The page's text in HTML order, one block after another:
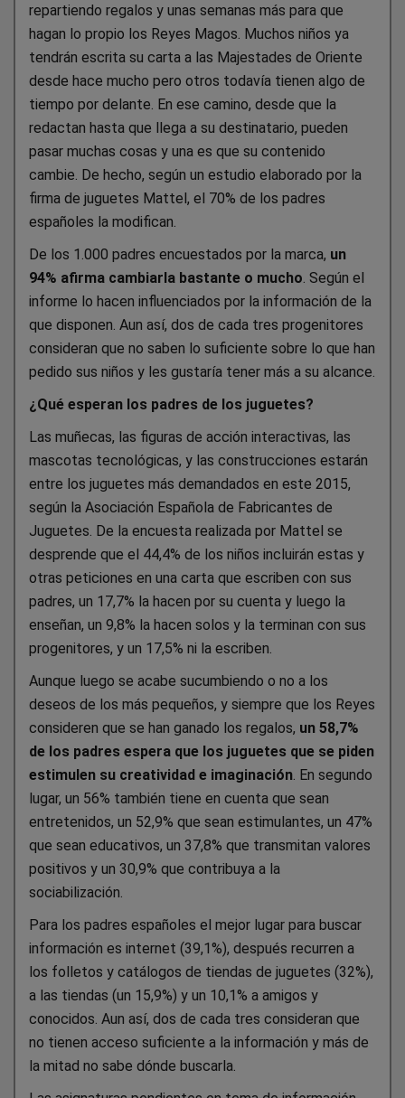
repartiendo regalos y unas semanas más para que
hagan lo propio los Reyes Magos. Muchos niños ya
tendrán escrita su carta a las Majestades de Oriente
desde hace mucho pero otros todavía tienen algo de
tiempo por delante. En ese camino, desde que la
redactan hasta que llega a su destinatario, pueden
pasar muchas cosas y una es que su contenido
cambie. De hecho, según un estudio elaborado por la
firma de juguetes Mattel, el 70% de los padres
españoles la modifican.
De los 1.000 padres encuestados por la marca, un
94% afirma cambiarla bastante o mucho . Según el
informe lo hacen influenciados por la información de la
que disponen. Aun así, dos de cada tres progenitores
consideran que no saben lo suficiente sobre lo que han
pedido sus niños y les gustaría tener más a su alcance.
¿Qué esperan los padres de los juguetes?
Las muñecas, las figuras de acción interactivas, las
mascotas tecnológicas, y las construcciones estarán
entre los juguetes más demandados en este 2015,
según la Asociación Española de Fabricantes de
Juguetes. De la encuesta realizada por Mattel se
desprende que el 44,4% de los niños incluirán estas y
otras peticiones en una carta que escriben con sus
padres, un 17,7% la hacen por su cuenta y luego la
enseñan, un 9,8% la hacen solos y la terminan con sus
progenitores, y un 17,5% ni la escriben.
Aunque luego se acabe sucumbiendo o no a los
deseos de los más pequeños, y siempre que los Reyes
consideren que se han ganado los regalos, un 58,7%
de los padres espera que los juguetes que se piden
estimulen su creatividad e imaginación . En segundo
lugar, un 56% también tiene en cuenta que sean
entretenidos, un 52,9% que sean estimulantes, un 47%
que sean educativos, un 37,8% que transmitan valores
positivos y un 30,9% que contribuya a la
sociabilización.
Para los padres españoles el mejor lugar para buscar
información es internet (39,1%), después recurren a
los folletos y catálogos de tiendas de juguetes (32%),
a las tiendas (un 15,9%) y un 10,1% a amigos y
conocidos. Aun así, dos de cada tres consideran que
no tienen acceso suficiente a la información y más de
la mitad no sabe dónde buscarla.